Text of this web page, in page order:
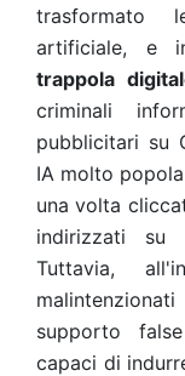
trasformato
artificiale, e
trappola
criminali
pubblicitari su
IA molto
una volta
indirizzati su
Tuttavia,
supporto
capaci di